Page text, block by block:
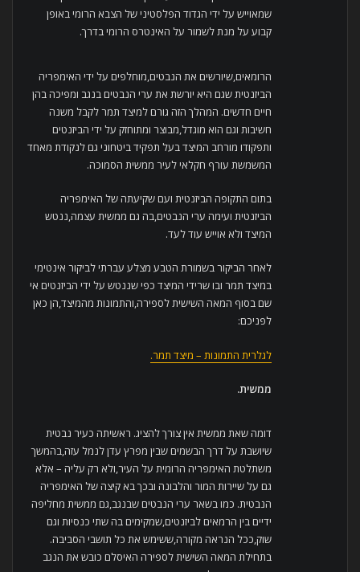
שמאוייש על ידי הגדוד הפלסטיני של הצבא הרומי באופן
קבוע על מנת לשמור על האינטרס הרומי בדרך.
הרומאים,שיורשים את הנבטים,מוחלפים על ידי האימפריה
הביזנטית שגם היא יורשת את ערי הנבטים בנגב ומפיכה בהן
חיים חדשים. המהלך הזה גורם למיצד תמר לקבל משנה
חשיבות וגם הוא מוגדל,מבוצר ומתוחזק על ידי הביזנטים
ותפקודו מורחב המיצד בעל תפקיד ביטחוני גם לנקודת מאחד
המשמשת עורף חקלאי לעיר ממשית הסמוכה.
בתום התקופה הביזנטית ועם שקיעתה של האימפריה
הביזנטית ועימה ערי הנבטים,בה גם ממשית עצמה,ננטש
המיצד ולא אוייש עוד לעד.
לאחר הביקור בשמורת הטבע מצלע עברתי לביקור אינטימי
במיצד תמר ובו שרידי המיצד כפי שננטש על ידי הביזנטים אי
שם בסוף המאה השישית לספירה,והתמונות מהמיצד,הן כאן
לפניכם:
לגלרית התמונות – מיצד תמר.
ממשית.
דומה שאת ממשית אין צורך להציג. ראשיתה כעיר נבטית
שיושבת על דרך הבשמים שבין מפרץ עדן לנמל עזה,בהמשך
משתלטת האימפריה הרומית על העיר,ולא רק עליה – אלא
גם על שיירות המור והלבונה ובכך בא קיצה של האימפריה
הנבטית. כמו בשאר ערי הנבטים שבנגב,גם ממשית מחליפה
ידיים בין הרמאים לביזנטים,שמקימים בה שתי כנסיות וגם
שוק,ככל הנראה מקורה,ששימש את כל תושבי הסביבה.
בתחילת המאה השישית לספירה האיסלם כובש את הנגב